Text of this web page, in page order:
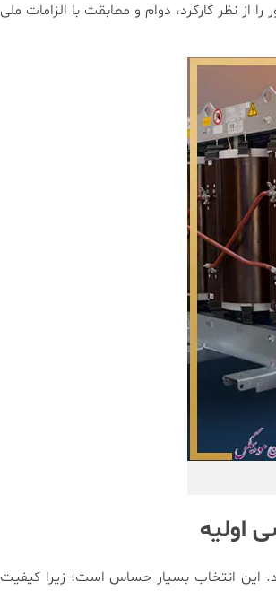
از نظر کارکرد، دوام و مطابقت با الزامات ملی
اولیه
این انتخاب بسیار حساس است؛ زیرا کیفیت